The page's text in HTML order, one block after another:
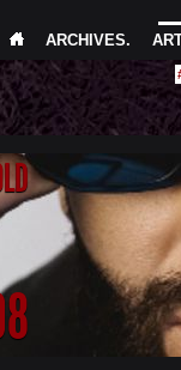
ARCHIVES.